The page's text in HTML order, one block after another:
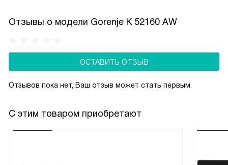
Отзывы о модели Gorenje K 52160 AW
ОСТАВИТЬ ОТЗЫВ
Отзывов пока нет, Ваш отзыв может стать первым.
С этим товаром приобретают